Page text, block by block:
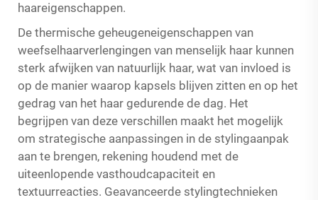
haareigenschappen.
De thermische geheugeneigenschappen van
weefselhaarverlengingen van menselijk haar kunnen
sterk afwijken van natuurlijk haar, wat van invloed is
op de manier waarop kapsels blijven zitten en op het
gedrag van het haar gedurende de dag. Het
begrijpen van deze verschillen maakt het mogelijk
om strategische aanpassingen in de stylingaanpak
aan te brengen, rekening houdend met de
uiteenlopende vasthoudcapaciteit en
textuurreacties. Geavanceerde stylingtechnieken